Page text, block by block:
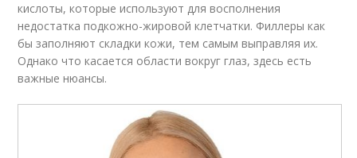
кислоты, которые используют для восполнения
недостатка подкожно-жировой клетчатки. Филлеры как
бы заполняют складки кожи, тем самым выправляя их.
Однако что касается области вокруг глаз, здесь есть
важные нюансы.